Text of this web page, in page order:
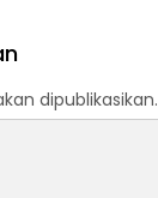
dipublikasikan.